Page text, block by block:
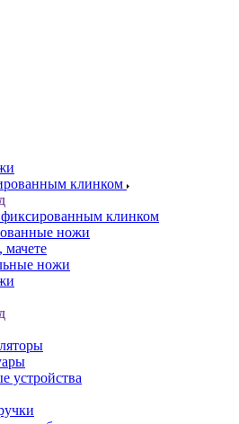
клинком
клинком
ножи
ножи
устройства